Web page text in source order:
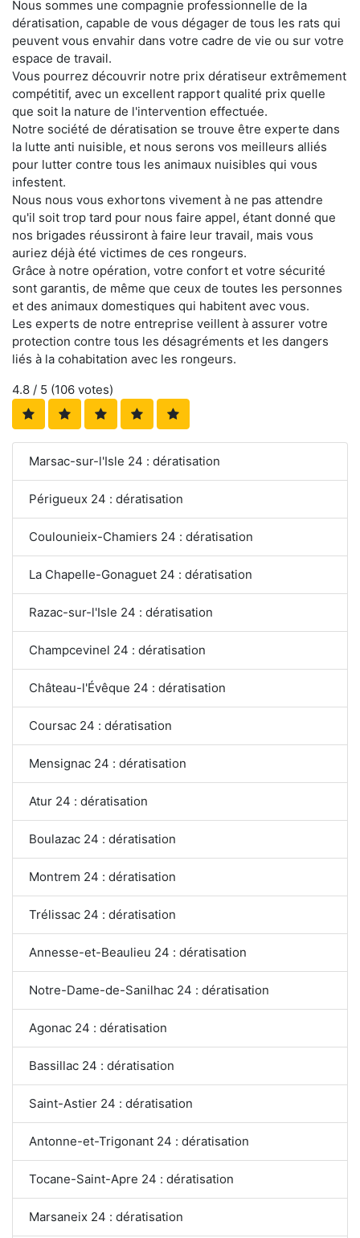
Nous sommes une compagnie professionnelle de la
dératisation, capable de vous dégager de tous les rats qui
peuvent vous envahir dans votre cadre de vie ou sur votre
espace de travail.
Vous pourrez découvrir notre prix dératiseur extrêmement
compétitif, avec un excellent rapport qualité prix quelle
que soit la nature de l'intervention effectuée.
Notre société de dératisation se trouve être experte dans
la lutte anti nuisible, et nous serons vos meilleurs alliés
pour lutter contre tous les animaux nuisibles qui vous
infestent.
Nous nous vous exhortons vivement à ne pas attendre
qu'il soit trop tard pour nous faire appel, étant donné que
nos brigades réussiront à faire leur travail, mais vous
auriez déjà été victimes de ces rongeurs.
Grâce à notre opération, votre confort et votre sécurité
sont garantis, de même que ceux de toutes les personnes
et des animaux domestiques qui habitent avec vous.
Les experts de notre entreprise veillent à assurer votre
protection contre tous les désagréments et les dangers
liés à la cohabitation avec les rongeurs.
4.8 / 5 (106 votes)
Marsac-sur-l'Isle 24 : dératisation
Périgueux 24 : dératisation
Coulounieix-Chamiers 24 : dératisation
La Chapelle-Gonaguet 24 : dératisation
Razac-sur-l'Isle 24 : dératisation
Champcevinel 24 : dératisation
Château-l'Évêque 24 : dératisation
Coursac 24 : dératisation
Mensignac 24 : dératisation
Atur 24 : dératisation
Boulazac 24 : dératisation
Montrem 24 : dératisation
Trélissac 24 : dératisation
Annesse-et-Beaulieu 24 : dératisation
Notre-Dame-de-Sanilhac 24 : dératisation
Agonac 24 : dératisation
Bassillac 24 : dératisation
Saint-Astier 24 : dératisation
Antonne-et-Trigonant 24 : dératisation
Tocane-Saint-Apre 24 : dératisation
Marsaneix 24 : dératisation